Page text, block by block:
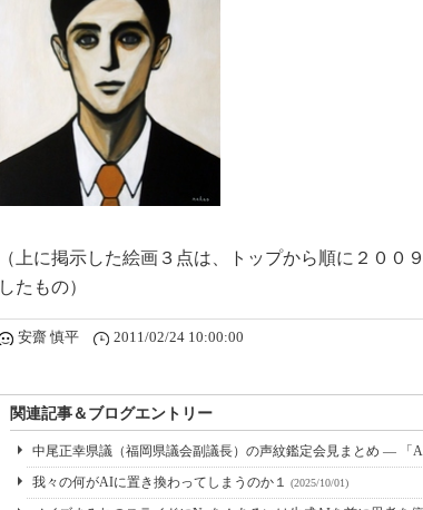
（上に掲示した絵画３点は、トップから順に２００
したもの）
安齋 慎平 2011/02/24 10:00:00
関連記事＆ブログエントリー
中尾正幸県議（福岡県議会副議長）の声紋鑑定会見まとめ ― 「
我々の何がAIに置き換わってしまうのか１ (2025/10/01)